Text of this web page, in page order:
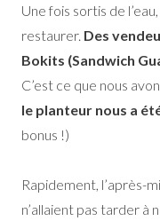
Une fois sortis de
restaurer. Des
Bokits (Sandwich
C’est ce que nous
le planteur nous a
bonus !)
Rapidement, l’après-
n’allaient pas tarder à